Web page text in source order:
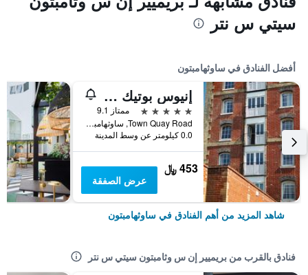
سيتي س نتر
أفضل الفنادق في ساوثهامبتون
إنيوس بوتيك هوتل رومز
5 نجوم
ممتاز 9.1
Town Quay Road, ساوثهامبتون, المملكة المتحدة
0.0 كيلومتر عن وسط المدينة
453 ﷼
عرض الصفقة
شاهد المزيد من أهم الفنادق في ساوثهامبتون
فنادق بالقرب من بريميير إن س وثامبتون سيتي س نتر